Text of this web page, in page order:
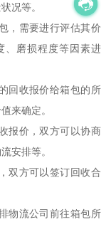
况等。
，需要进行评估其价
、磨损程度等因素进
回收报价给箱包的所
来确定。
报价，双方可以协商
安排等。
双方可以签订回收合
物流公司前往箱包所